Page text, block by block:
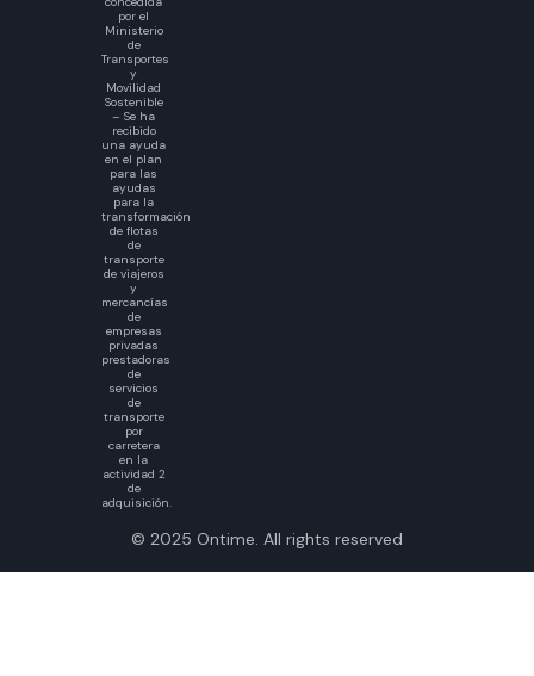
por el
Ministerio
de
Transportes
y
Movilidad
Sostenible
– Se ha
recibido
una ayuda
en el plan
para las
ayudas
para la
transformación
de flotas
de
transporte
de viajeros
y
mercancías
de
empresas
privadas
prestadoras
de
servicios
de
transporte
por
carretera
en la
actividad 2
de
adquisición.
© 2025 Ontime. All rights reserved